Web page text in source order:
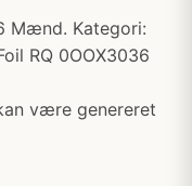
Mænd. Kategori:
RQ 0OOX3036
være genereret